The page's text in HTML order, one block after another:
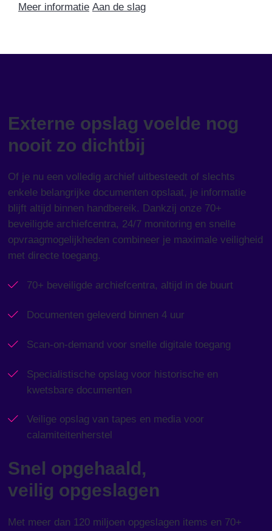
Meer informatie Aan de slag
Externe opslag voelde nog
nooit zo dichtbij
Of je nu een volledig archief uitbesteedt of slechts
enkele belangrijke documenten opslaat, je informatie
blijft altijd binnen handbereik. Dankzij onze 70+
beveiligde archiefcentra, 24/7 monitoring en snelle
opvraagmogelijkheden combineer je maximale veiligheid
met directe toegang.
70+ beveiligde archiefcentra, altijd in de buurt
Documenten geleverd binnen 4 uur
Scan-on-demand voor snelle digitale toegang
Specialistische opslag voor historische en
kwetsbare documenten
Veilige opslag van tapes en media voor
calamiteitenherstel
Snel opgehaald,
veilig opgeslagen
Met meer dan 120 miljoen opgeslagen items en 70+